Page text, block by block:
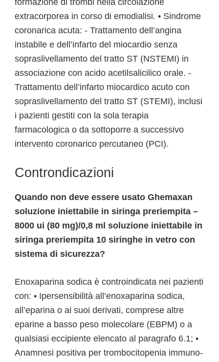
formazione di trombi nella circolazione
extracorporea in corso di emodialisi. • Sindrome
coronarica acuta: - Trattamento dell’angina
instabile e dell’infarto del miocardio senza
sopraslivellamento del tratto ST (NSTEMI) in
associazione con acido acetilsalicilico orale. -
Trattamento dell’infarto miocardico acuto con
sopraslivellamento del tratto ST (STEMI), inclusi
i pazienti gestiti con la sola terapia
farmacologica o da sottoporre a successivo
intervento coronarico percutaneo (PCI).
Controndicazioni
Quando non deve essere usato Ghemaxan
soluzione iniettabile in siringa preriempita –
8000 ui (80 mg)/0,8 ml soluzione iniettabile in
siringa preriempita 10 siringhe in vetro con
sistema di sicurezza?
Enoxaparina sodica è controindicata nei pazienti
con: • Ipersensibilità all’enoxaparina sodica,
all’eparina o ai suoi derivati, comprese altre
eparine a basso peso molecolare (EBPM) o a
qualsiasi eccipiente elencato al paragrafo 6.1; •
Anamnesi positiva per trombocitopenia immuno-